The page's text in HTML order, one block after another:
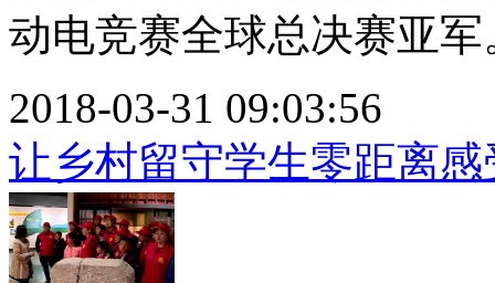
动电竞赛全球总决赛亚军
2018-03-31 09:03:56
让乡村留守学生零距离